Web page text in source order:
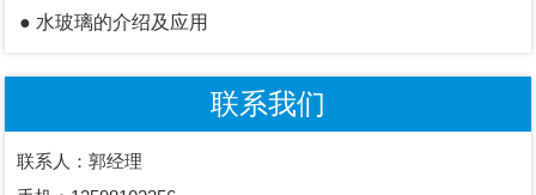
● 水玻璃​的介绍及应用
联系我们
联系人： 郭经理